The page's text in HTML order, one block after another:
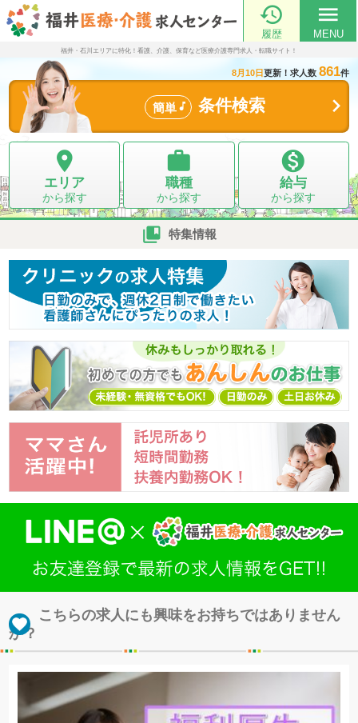

履歴
menu
MENU
福井・石川エリアに特化！看護、介護、保育など医療介護専門求人・転職サイト！
8月10日更新！求人数 861件
簡単  条件検索 

エリア
から探す

職種
から探す

給与
から探す
 特集情報
こちらの求人にも興味をお持ちではありません
か？